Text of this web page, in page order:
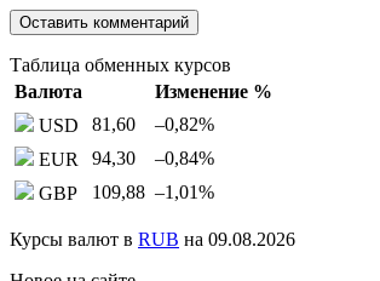
Таблица обменных курсов
Валюта
Изменение %
USD
81,60 –0,82%
EUR
94,30 –0,84%
GBP
109,88 –1,01%
Курсы валют в RUB на 09.08.2026